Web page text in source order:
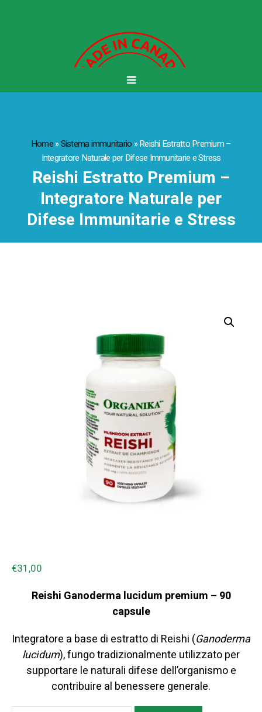
Home»Sistema immunitario »Reishi Estratto Premium –
Integratore Naturale per Difese Immunitarie e Stress
Reishi Estratto Premium –
Integratore Naturale per
Difese Immunitarie e Stress
€31,00
Reishi Ganoderma lucidum premium – 90
capsule
Integratore a base di estratto di Reishi (Ganoderma
lucidum), fungo tradizionalmente utilizzato per
supportare le naturali difese dell’organismo e
contribuire al benessere generale.